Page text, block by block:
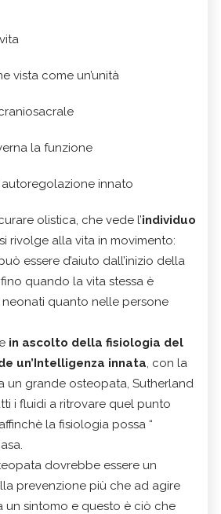
vista come un’unità
la funzione
innato
olistica, che vede l’individuo
rivolge alla vita in movimento:
essere d’aiuto dall’inizio della
quando la vita stessa è
quanto nelle persone
in ascolto della fisiologia del
un’Intelligenza innata, con la
un grande osteopata, Sutherland
i fluidi a ritrovare quel punto
la fisiologia possa “
dovrebbe essere un
prevenzione più che ad agire
un sintomo e questo è ciò che